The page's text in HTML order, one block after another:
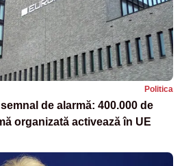
Politica
de alarmă: 400.000 de
organizată activează în UE